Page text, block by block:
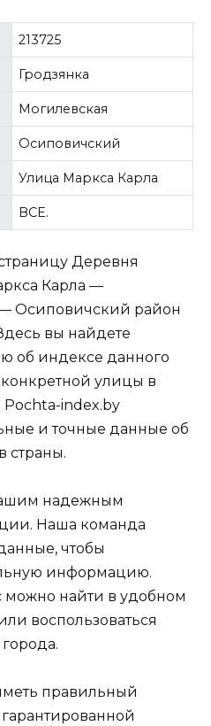
213725
Гродзянка
Могилевская
Осиповичский
Улица Маркса Карла
ВСЕ.
Деревня
Карла —
Осиповичский район
вы найдете
об индексе данного
улицы в
Pochta-index.by
и точные данные об
страны.
надежным
Наша команда
чтобы
информацию.
найти в удобном
воспользоваться
правильный